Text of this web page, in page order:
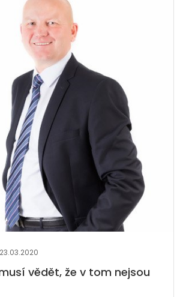
23.03.2020
vědět, že v tom nejsou